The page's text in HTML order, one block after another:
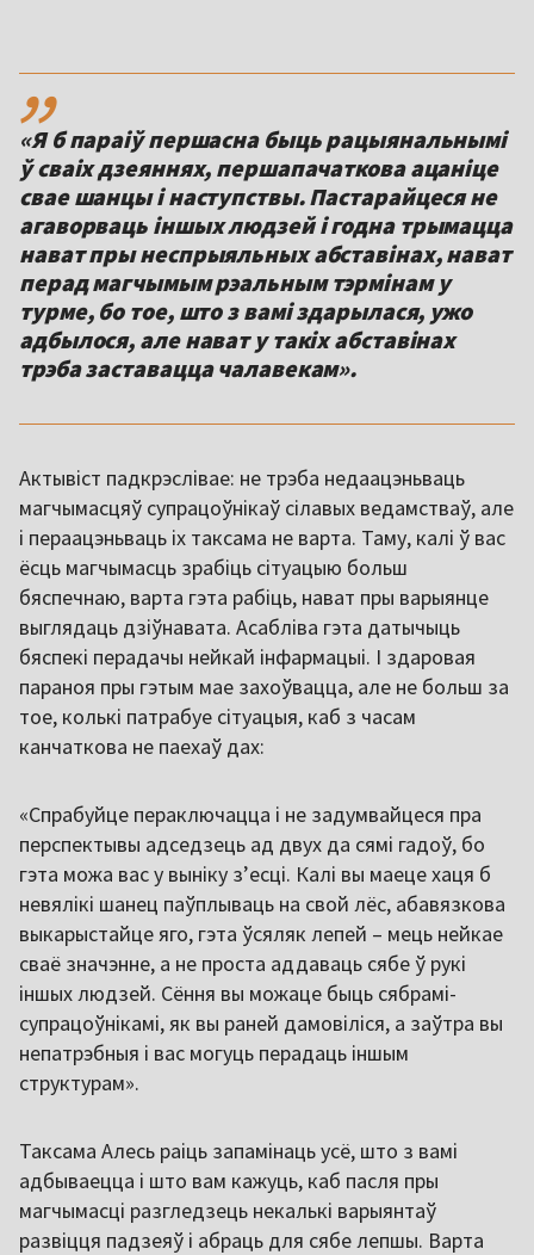
,,
«Я б параіў першасна быць рацыянальнымі
ў сваіх дзеяннях, першапачаткова ацаніце
свае шанцы і наступствы. Пастарайцеся не
агаворваць іншых людзей і годна трымацца
нават пры неспрыяльных абставінах, нават
перад магчымым рэальным тэрмінам у
турме, бо тое, што з вамі здарылася, ужо
адбылося, але нават у такіх абставінах
трэба заставацца чалавекам».
Актывіст падкрэслівае: не трэба недаацэньваць
магчымасцяў супрацоўнікаў сілавых ведамстваў, але
і пераацэньваць іх таксама не варта. Таму, калі ў вас
ёсць магчымасць зрабіць сітуацыю больш
бяспечнаю, варта гэта рабіць, нават пры варыянце
выглядаць дзіўнавата. Асабліва гэта датычыць
бяспекі перадачы нейкай інфармацыі. І здаровая
параноя пры гэтым мае захоўвацца, але не больш за
тое, колькі патрабуе сітуацыя, каб з часам
канчаткова не паехаў дах:
«Спрабуйце пераключацца і не задумвайцеся пра
перспектывы адседзець ад двух да сямі гадоў, бо
гэта можа вас у выніку з’есці. Калі вы маеце хаця б
невялікі шанец паўплываць на свой лёс, абавязкова
выкарыстайце яго, гэта ўсяляк лепей – мець нейкае
сваё значэнне, а не проста аддаваць сябе ў рукі
іншых людзей. Сёння вы можаце быць сябрамі-
супрацоўнікамі, як вы раней дамовіліся, а заўтра вы
непатрэбныя і вас могуць перадаць іншым
структурам».
Таксама Алесь раіць запамінаць усё, што з вамі
адбываецца і што вам кажуць, каб пасля пры
магчымасці разгледзець некалькі варыянтаў
развіцця падзеяў і абраць для сябе лепшы. Варта